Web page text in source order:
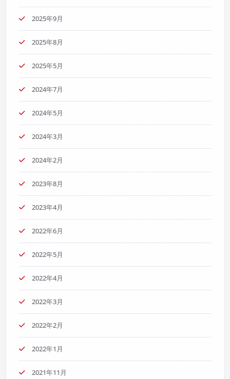
2025年9月
2025年8月
2025年5月
2024年7月
2024年5月
2024年3月
2024年2月
2023年8月
2023年4月
2022年6月
2022年5月
2022年4月
2022年3月
2022年2月
2022年1月
2021年11月